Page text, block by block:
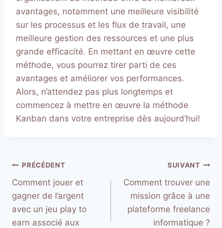
avantages, notamment une meilleure visibilité
sur les processus et les flux de travail, une
meilleure gestion des ressources et une plus
grande efficacité. En mettant en œuvre cette
méthode, vous pourrez tirer parti de ces
avantages et améliorer vos performances.
Alors, n’attendez pas plus longtemps et
commencez à mettre en œuvre la méthode
Kanban dans votre entreprise dès aujourd’hui!
Navigation
de
l’article
PRÉCÉDENT
Comment jouer et
gagner de l’argent
avec un jeu play to
earn associé aux
SUIVANT
Comment trouver une
mission grâce à une
plateforme freelance
informatique ?